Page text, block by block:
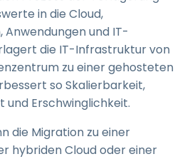
in die Cloud,
und IT-
die IT-Infrastruktur von
zu einer gehosteten
so Skalierbarkeit,
und Erschwinglichkeit.
die Migration zu einer
hybriden Cloud oder einer